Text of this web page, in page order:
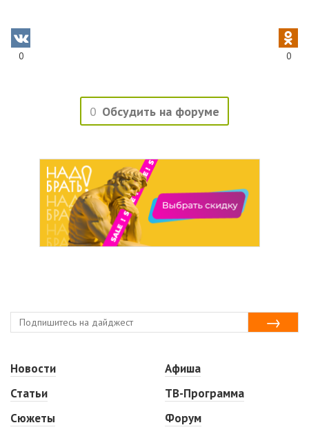
0 0
0 Обсудить на форуме
Новости
Статьи
Сюжеты
Афиша
ТВ-Программа
Форум